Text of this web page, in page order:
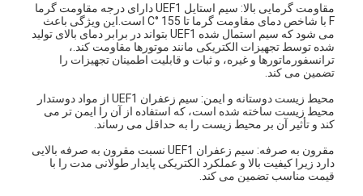
مقاومت گرمایی بالا: سیم استایل UEF1 دارای درجه مقاومت گرما
F با شاخص دمای مقاومت گرما تا 155 °C است.این ویژگی باعث
می شود که سیم استمال شده UEF1 بتواند در برابر دمای بالای تولید
شده توسط تجهیزات الکتریکی مانند موتورها مقاومت کند.،
ترانسفورماتورها و غیره، و ثبات و قابلیت اطمینان تجهیزات را
تضمین می کند.
محیط زیست دوستانه و ایمن: سیم زعفران UEF1 از مواد دوستدار
محیط زیست ساخته شده است، که استفاده از آن را ایمن تر می
کند و تأثیر آن بر محیط زیست را به حداقل می رساند.
مقرون به صرفه: سیم زعفران UEF1 نسبت مقرون به صرفه بالایی
دارد زیرا کیفیت بالا و عملکرد الکتریکی پایدار طولانی مدت را با
قیمت مناسب تضمین می کند.